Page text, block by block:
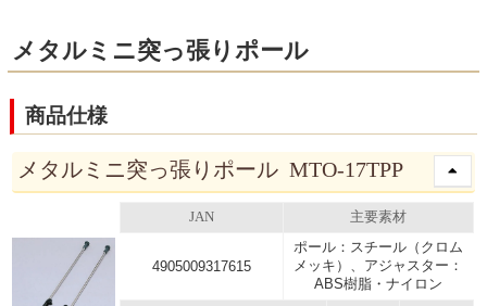
メタルミニ突っ張りポール
商品仕様
メタルミニ突っ張りポール MTO-17TPP
JAN 主要素材
4905009317615
ポール：スチール（クロム
メッキ）、アジャスター：
ABS樹脂・ナイロン